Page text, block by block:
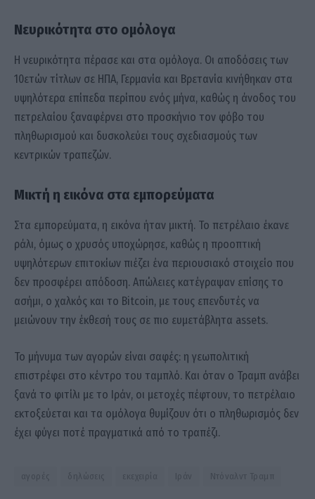
Νευρικότητα στο ομόλογα
Η νευρικότητα πέρασε και στα ομόλογα. Οι αποδόσεις των
10ετών τίτλων σε ΗΠΑ, Γερμανία και Βρετανία κινήθηκαν στα
υψηλότερα επίπεδα περίπου ενός μήνα, καθώς η άνοδος του
πετρελαίου ξαναφέρνει στο προσκήνιο τον φόβο του
πληθωρισμού και δυσκολεύει τους σχεδιασμούς των
κεντρικών τραπεζών.
Μικτή η εικόνα στα εμπορεύματα
Στα εμπορεύματα, η εικόνα ήταν μικτή. Το πετρέλαιο έκανε
ράλι, όμως ο χρυσός υποχώρησε, καθώς η προοπτική
υψηλότερων επιτοκίων πιέζει ένα περιουσιακό στοιχείο που
δεν προσφέρει απόδοση. Απώλειες κατέγραψαν επίσης το
ασήμι, ο χαλκός και το Bitcoin, με τους επενδυτές να
μειώνουν την έκθεσή τους σε πιο ευμετάβλητα assets.
Το μήνυμα των αγορών είναι σαφές: η γεωπολιτική
επιστρέφει στο κέντρο του ταμπλό. Και όταν ο Τραμπ ανάβει
ξανά το φιτίλι με το Ιράν, οι μετοχές πέφτουν, το πετρέλαιο
εκτοξεύεται και τα ομόλογα θυμίζουν ότι ο πληθωρισμός δεν
έχει φύγει ποτέ πραγματικά από το τραπέζι.
αγορές δηλώσεις εκεχειρία Ιράν Ντόναλντ Τραμπ